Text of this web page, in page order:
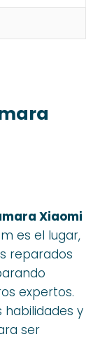
Xiaomi
es el lugar,
reparados
expertos.
y
ser